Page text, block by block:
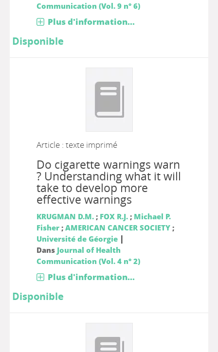
Communication (Vol. 9 n° 6)
Plus d'information...
Disponible
Article : texte imprimé
Do cigarette warnings warn
? Understanding what it will
take to develop more
effective warnings
KRUGMAN D.M.; FOX R.J.; Michael P.
Fisher; AMERICAN CANCER SOCIETY;
Université de Géorgie |
Dans Journal of Health
Communication (Vol. 4 n° 2)
Plus d'information...
Disponible